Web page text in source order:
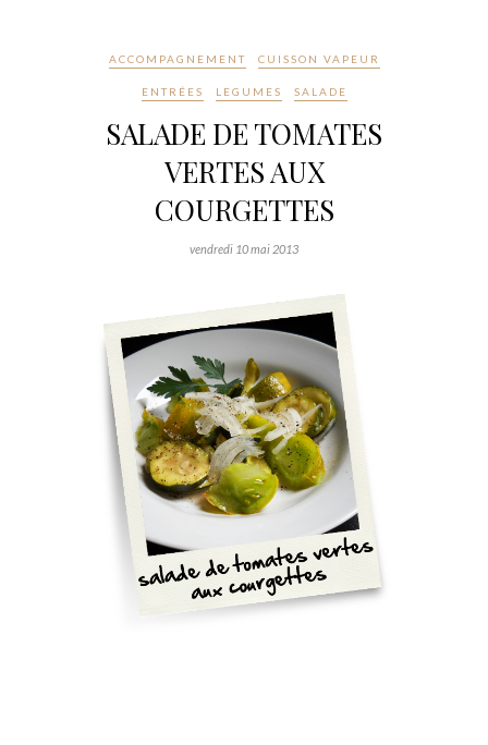
ACCOMPAGNEMENT CUISSON VAPEUR
ENTRÉES LEGUMES SALADE
SALADE DE TOMATES
VERTES AUX
COURGETTES
vendredi 10 mai 2013